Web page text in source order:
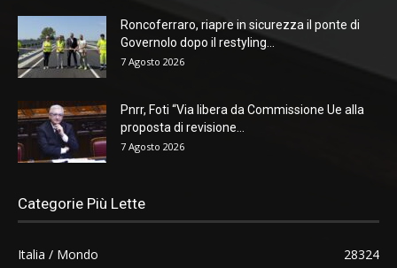
Roncoferraro, riapre in sicurezza il ponte di
Governolo dopo il restyling...
7 Agosto 2026
Pnrr, Foti “Via libera da Commissione Ue alla
proposta di revisione...
7 Agosto 2026
Categorie Più Lette
Italia / Mondo
28324